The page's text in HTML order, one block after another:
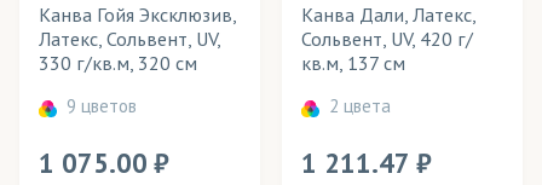
Канва Гойя Эксклюзив,
Латекс, Сольвент, UV,
330 г/кв.м, 320 см
9 цветов
1 075.00
Канва Дали, Латекс,
Сольвент, UV, 420 г/
кв.м, 137 см
2 цвета
1 211.47